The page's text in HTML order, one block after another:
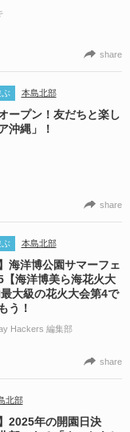
share
ぶ 本島北部
ープン！友だちと楽し
沖縄」！
share
ぶ 本島北部
海洋博公園サマーフェ
海洋博美ら海花火大
大級の花火大会第4で
う！
Hackers 編集部
share
北部
2025年の開園日決